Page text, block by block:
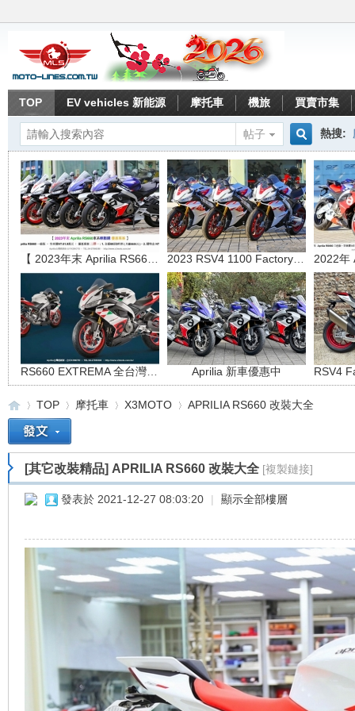
TOP EV vehicles 新能源 摩托車 機旅 買賣市集
帖子
搜
索
熱搜:
Aprilia 新車優惠中
重 »
TOP
›
摩托車
›
X3MOTO
›
APRILIA RS660 改裝大全
[其它改裝精品] APRILIA RS660 改裝大全 [複製鏈接]
發表於 2021-12-27 08:03:20 | 顯示全部樓層